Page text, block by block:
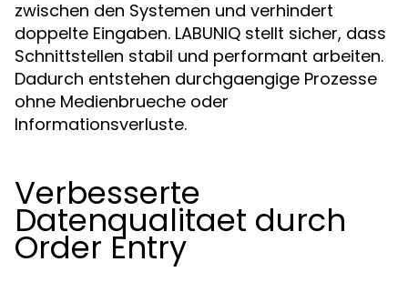
zwischen den Systemen und verhindert
doppelte Eingaben. LABUNIQ stellt sicher, dass
Schnittstellen stabil und performant arbeiten.
Dadurch entstehen durchgaengige Prozesse
ohne Medienbrueche oder
Informationsverluste.
Verbesserte
Datenqualitaet durch
Order Entry